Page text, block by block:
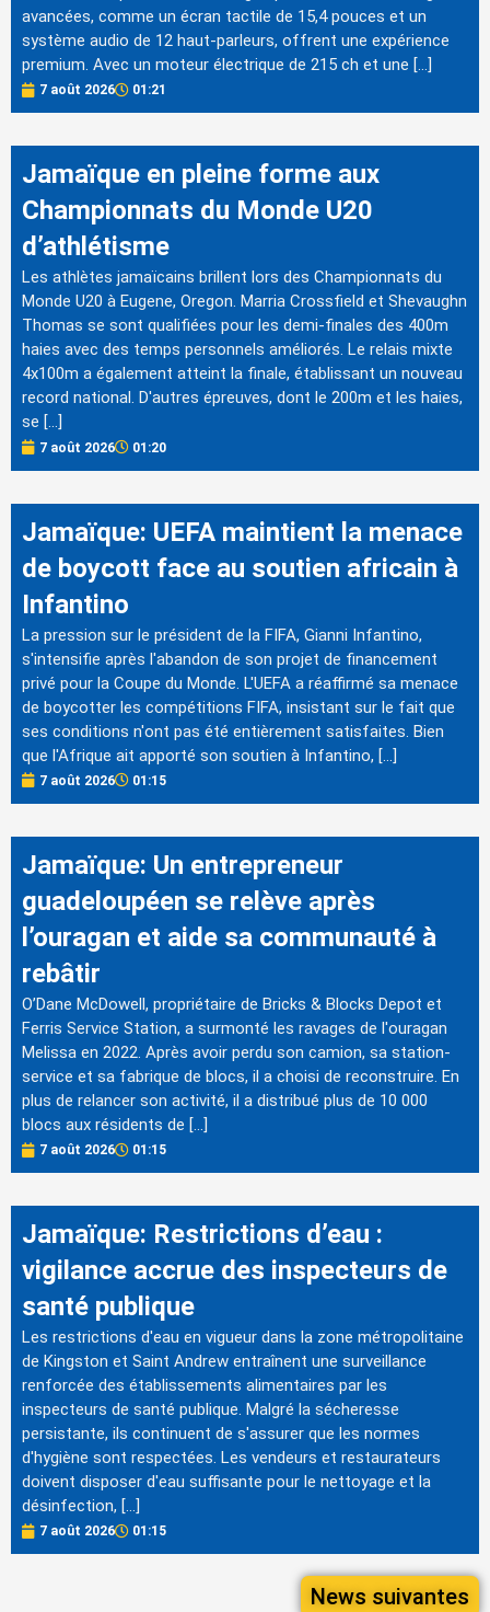
avancées, comme un écran tactile de 15,4 pouces et un
système audio de 12 haut-parleurs, offrent une expérience
premium. Avec un moteur électrique de 215 ch et une […]
7 août 2026 01:21
Jamaïque en pleine forme aux
Championnats du Monde U20
d’athlétisme
Les athlètes jamaïcains brillent lors des Championnats du
Monde U20 à Eugene, Oregon. Marria Crossfield et Shevaughn
Thomas se sont qualifiées pour les demi-finales des 400m
haies avec des temps personnels améliorés. Le relais mixte
4x100m a également atteint la finale, établissant un nouveau
record national. D'autres épreuves, dont le 200m et les haies,
se […]
7 août 2026 01:20
Jamaïque: UEFA maintient la menace
de boycott face au soutien africain à
Infantino
La pression sur le président de la FIFA, Gianni Infantino,
s'intensifie après l'abandon de son projet de financement
privé pour la Coupe du Monde. L'UEFA a réaffirmé sa menace
de boycotter les compétitions FIFA, insistant sur le fait que
ses conditions n'ont pas été entièrement satisfaites. Bien
que l'Afrique ait apporté son soutien à Infantino, […]
7 août 2026 01:15
Jamaïque: Un entrepreneur
guadeloupéen se relève après
l’ouragan et aide sa communauté à
rebâtir
O’Dane McDowell, propriétaire de Bricks & Blocks Depot et
Ferris Service Station, a surmonté les ravages de l'ouragan
Melissa en 2022. Après avoir perdu son camion, sa station-
service et sa fabrique de blocs, il a choisi de reconstruire. En
plus de relancer son activité, il a distribué plus de 10 000
blocs aux résidents de […]
7 août 2026 01:15
Jamaïque: Restrictions d’eau :
vigilance accrue des inspecteurs de
santé publique
Les restrictions d'eau en vigueur dans la zone métropolitaine
de Kingston et Saint Andrew entraînent une surveillance
renforcée des établissements alimentaires par les
inspecteurs de santé publique. Malgré la sécheresse
persistante, ils continuent de s'assurer que les normes
d'hygiène sont respectées. Les vendeurs et restaurateurs
doivent disposer d'eau suffisante pour le nettoyage et la
désinfection, […]
7 août 2026 01:15
News suivantes